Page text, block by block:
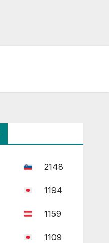
2148
1194
1159
1109